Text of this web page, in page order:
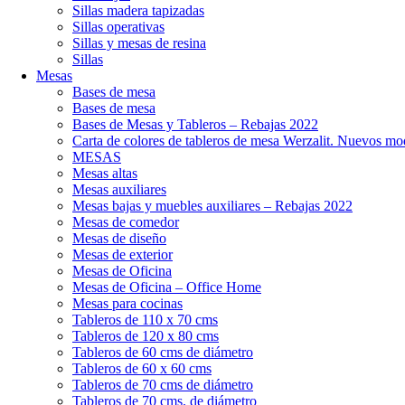
Sillas madera tapizadas
Sillas operativas
Sillas y mesas de resina
Sillas
Mesas
Bases de mesa
Bases de mesa
Bases de Mesas y Tableros – Rebajas 2022
Carta de colores de tableros de mesa Werzalit. Nuevos
MESAS
Mesas altas
Mesas auxiliares
Mesas bajas y muebles auxiliares – Rebajas 2022
Mesas de comedor
Mesas de diseño
Mesas de exterior
Mesas de Oficina
Mesas de Oficina – Office Home
Mesas para cocinas
Tableros de 110 x 70 cms
Tableros de 120 x 80 cms
Tableros de 60 cms de diámetro
Tableros de 60 x 60 cms
Tableros de 70 cms de diámetro
Tableros de 70 cms. de diámetro